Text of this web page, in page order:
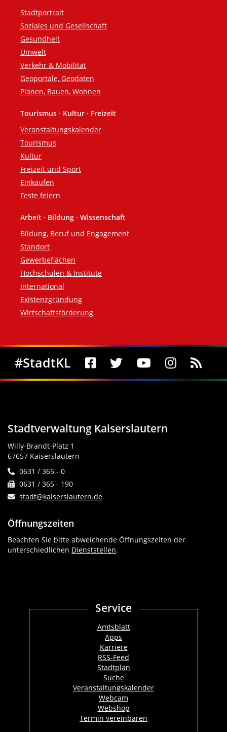
Stadtportrait
Soziales und Gesellschaft
Gesundheit
Umwelt
Verkehr & Mobilität
Geoportale, Geodaten
Planen, Bauen, Wohnen
Tourismus · Kultur · Freizeit
Veranstaltungskalender
Tourismus
Kultur
Freizeit und Sport
Einkaufen
Feste feiern
Arbeit · Bildung · Wissenschaft
Bildung, Beruf und Engagement
Standort
Gewerbeflächen
Hochschulen & Institute
International
Existenzgründung
Wirtschaftsförderung
Social Media
#StadtKL
Stadtverwaltung Kaiserslautern
Willy-Brandt-Platz 1
67657 Kaiserslautern
0631 / 365 - 0
0631 / 365 - 190
stadt@kaiserslautern.de
Öffnungszeiten
Beachten Sie bitte abweichende Öffnungszeiten der
unterschiedlichen Dienststellen.
Service
Amtsblatt
Apps
Karriere
RSS-Feed
Stadtplan
Suche
Veranstaltungskalender
Webcam
Webshop
Termin vereinbaren